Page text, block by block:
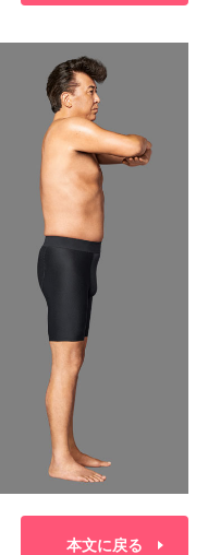
本文に戻る